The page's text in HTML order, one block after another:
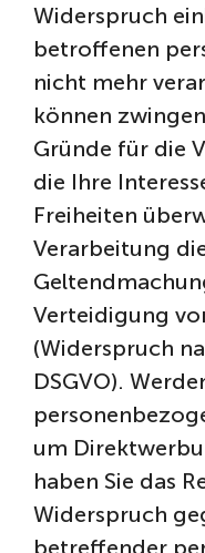
Widerspruch
betroffenen
nicht mehr
können
Gründe für die
die Ihre
Freiheiten
Verarbeitung
Verteidigung
(Widerspruch
DSGVO).
um
haben Sie das
Widerspruch
betreffender